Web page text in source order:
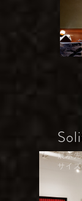
展示
サイ